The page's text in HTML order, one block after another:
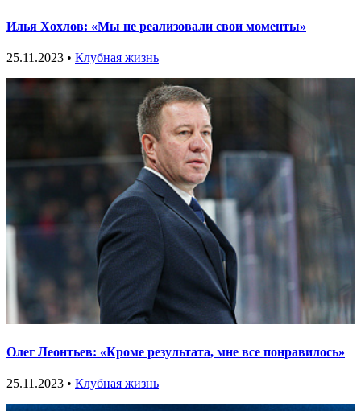
Илья Хохлов: «Мы не реализовали свои моменты»
25.11.2023 • Клубная жизнь
Олег Леонтьев: «Кроме результата, мне все понравилось»
25.11.2023 • Клубная жизнь